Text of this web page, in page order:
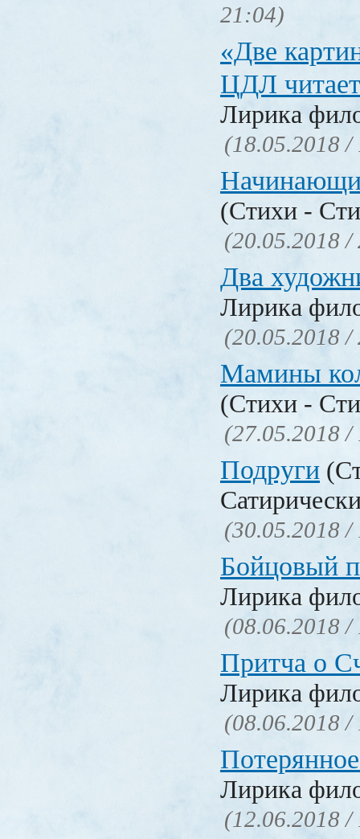
21:04)
«Две
ЦДЛ
Лирика
(18.05.2018 /
(Стихи -
(20.05.2018 /
Два
Лирика
(20.05.2018 /
Мамины
(Стихи -
(27.05.2018 /
Подруги
(30.05.2018 /
Бойцовый
Лирика
(08.06.2018 /
Притча о
Лирика
(08.06.2018 /
Лирика
(12.06.2018 /